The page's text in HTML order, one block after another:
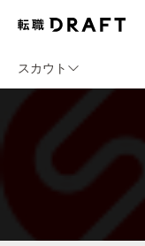
スカウト